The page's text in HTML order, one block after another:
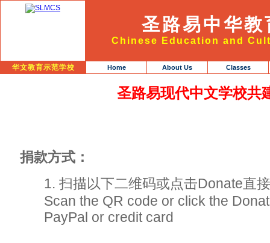
圣路易中华
Chinese Education and
华文教育示范学校 Home About Us Classes
圣路易现代中文学校共
捐款方式：
1. 扫描以下二维码或点击Donate直
Scan the QR code or click the
PayPal or credit card